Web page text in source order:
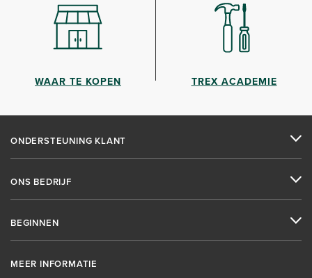
WAAR TE KOPEN TREX ACADEMIE
ONDERSTEUNING KLANT
ONS BEDRIJF
BEGINNEN
MEER INFORMATIE